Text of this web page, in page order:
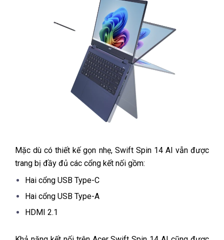
Mặc dù có thiết kế gọn nhẹ, Swift Spin 14 AI vẫn được
trang bị đầy đủ các cổng kết nối gồm:
Hai cổng USB Type-C
Hai cổng USB Type-A
HDMI 2.1